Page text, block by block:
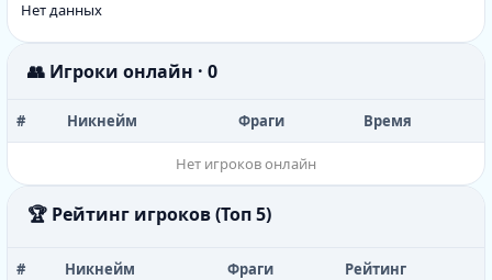
Нет данных
👥 Игроки онлайн · 0
# Никнейм Фраги Время
Нет игроков онлайн
🏆 Рейтинг игроков (Топ 5)
# Никнейм Фраги Рейтинг